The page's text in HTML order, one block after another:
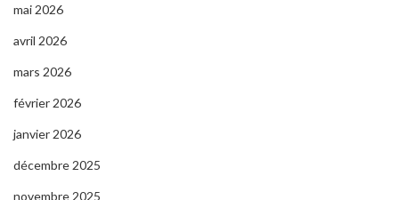
mai 2026
avril 2026
mars 2026
février 2026
janvier 2026
décembre 2025
novembre 2025